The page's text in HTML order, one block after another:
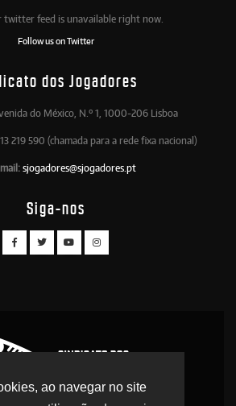
ao navegar no site
twitter feed is unavailable right now.
Follow us on Twitter
dos Jogadores
do México, N.º 1, 1000-206 Lisboa
219 590 (chamada para a rede fixa nacional)
sjogadores@sjogadores.pt
Siga-nos